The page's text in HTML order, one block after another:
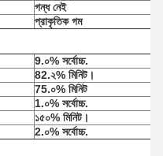
গন্ধ নেই
প্রাকৃতিক গম
9.০% সর্বোচ্চ.
82.২% মিনিট।
75.০% মিনিট
1.০% সর্বোচ্চ.
১৫০% মিনিট।
2.০% সর্বোচ্চ.